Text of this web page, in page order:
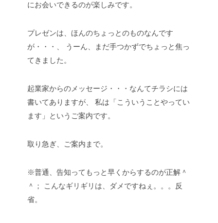
にお会いできるのが楽しみです。
プレゼンは、ほんのちょっとのものなんです
が・・・、
うーん、まだ手つかずでちょっと焦っ
てきました。
起業家からのメッセージ・・・なんてチラシには
書いてありますが、
私は「こういうことやってい
ます」というご案内です。
取り急ぎ、ご案内まで。
※普通、告知ってもっと早くからするのが正解＾
＾；
こんなギリギリは、ダメですねぇ。。。反
省。